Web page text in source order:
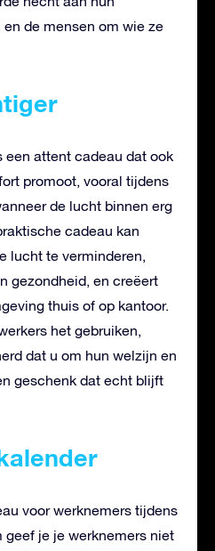
de mensen om wie ze
een attent cadeau dat ook
promoot, vooral tijdens
de lucht binnen erg
cadeau kan
lucht te verminderen,
gezondheid, en creëert
thuis of op kantoor.
het gebruiken,
dat u om hun welzijn en
geschenk dat echt blijft
voor werknemers tijdens
geef je je werknemers niet